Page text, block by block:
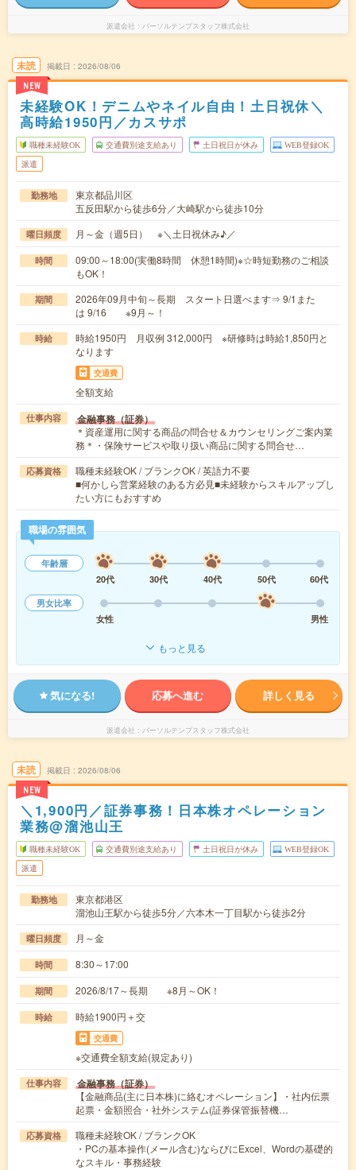
派遣会社 パーソルテンプスタッフ株式会社
未読
NEW
掲載日 2026/08/06
未経験OK！デニムやネイル自由！土日祝休＼
高時給1950円／カスサポ
職種未経験OK 交通費別途支給あり 土日祝日が休み WEB登録OK
派遣
勤務地
東京都品川区
五反田駅から徒歩6分／大崎駅から徒歩10分
曜日頻度 月～金（週5日） ※＼土日祝休み♪／
時間
09:00～18:00(実働8時間 休憩1時間)※☆時短勤務のご相談
もOK！
期間
2026年09月中旬～長期 スタート日選べます⇒ 9/1また
は 9/16 ※9月～！
時給
時給1950円 月収例 312,000円 ※研修時は時給1,850円と
なります
交通費
全額支給
仕事内容 金融事務（証券）
＊資産運用に関する商品の問合せ＆カウンセリングご案内業
務＊・保険サービスや取り扱い商品に関する問合せ…
応募資格
職種未経験OK / ブランクOK / 英語力不要
■何かしら営業経験のある方必見■未経験からスキルアップし
たい方にもおすすめ
職場の雰囲気
年齢層
20代
30代 40代 50代
60代
男女比率
女性
男性
もっと見る
気になる! 応募へ進む 詳しく見る
派遣会社 パーソルテンプスタッフ株式会社
未読
NEW
掲載日 2026/08/06
＼1,900円／証券事務！日本株オペレーション
業務@溜池山王
職種未経験OK 交通費別途支給あり 土日祝日が休み WEB登録OK
派遣
勤務地
東京都港区
溜池山王駅から徒歩5分／六本木一丁目駅から徒歩2分
曜日頻度 月～金
時間 8:30～17:00
期間 2026/8/17～長期 ※8月～OK！
時給 時給1900円＋交
交通費
※交通費全額支給(規定あり)
仕事内容 金融事務（証券）
【金融商品(主に日本株)に絡むオペレーション】・社内伝票
起票・金額照合・社外システム(証券保管振替機…
応募資格
職種未経験OK / ブランクOK
・PCの基本操作(メール含む)ならびにExcel、Wordの基礎的
なスキル・事務経験